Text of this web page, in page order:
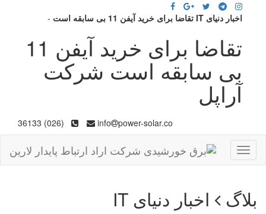
اخبار دنیای IT تقاضا برای خرید آیفن 11 بی سابقه است -
تقاضا برای خرید آیفن 11
بی سابقه است شرکت
آراپل
info power-solar.co
(026) 36133
Toggle
navigation
بلاگ اخبار دنیای IT